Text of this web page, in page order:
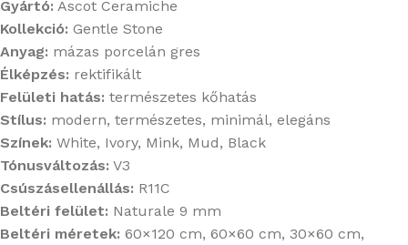
Gyártó: Ascot Ceramiche
Kollekció: Gentle Stone
Anyag: mázas porcelán gres
Élképzés: rektifikált
Felületi hatás: természetes kőhatás
Stílus: modern, természetes, minimál, elegáns
Színek: White, Ivory, Mink, Mud, Black
Tónusváltozás: V3
Csúszásellenállás: R11C
Beltéri felület: Naturale 9 mm
Beltéri méretek: 60×120 cm, 60×60 cm, 30×60 cm,